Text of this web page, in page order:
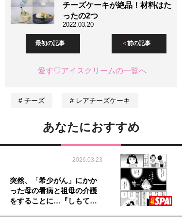
チーズケーキが絶品！材料はた
ったの2つ
2022.03.20
最初の記事 前の記事
愛す♡アイスクリームの一覧へ
チーズ レアチーズケーキ
あなたにおすすめ
2026.03.23
突然、「希少がん」にかか
った母の看病と祖母の介護
をすることに…『しもて…